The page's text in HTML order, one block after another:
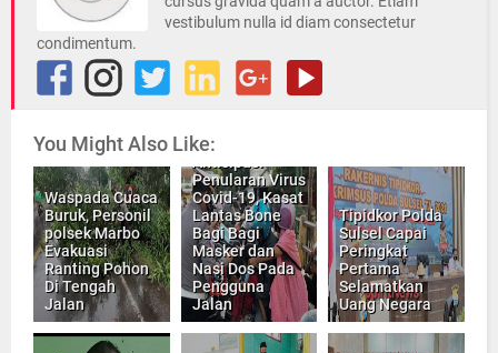
vestibulum nulla id diam consectetur
condimentum.
You Might Also Like:
Waspada Cuaca
Buruk, Personil
polsek Marbo
Evakuasi
Ranting Pohon
Di Tengah
Jalan
Penularan Virus
Covid-19, Kasat
Lantas Bone
Bagi Bagi
Masker dan
Nasi Dos Pada
Pengguna
Jalan
Tipidkor Polda
Sulsel Capai
Peringkat
Pertama
Selamatkan
Uang Negara